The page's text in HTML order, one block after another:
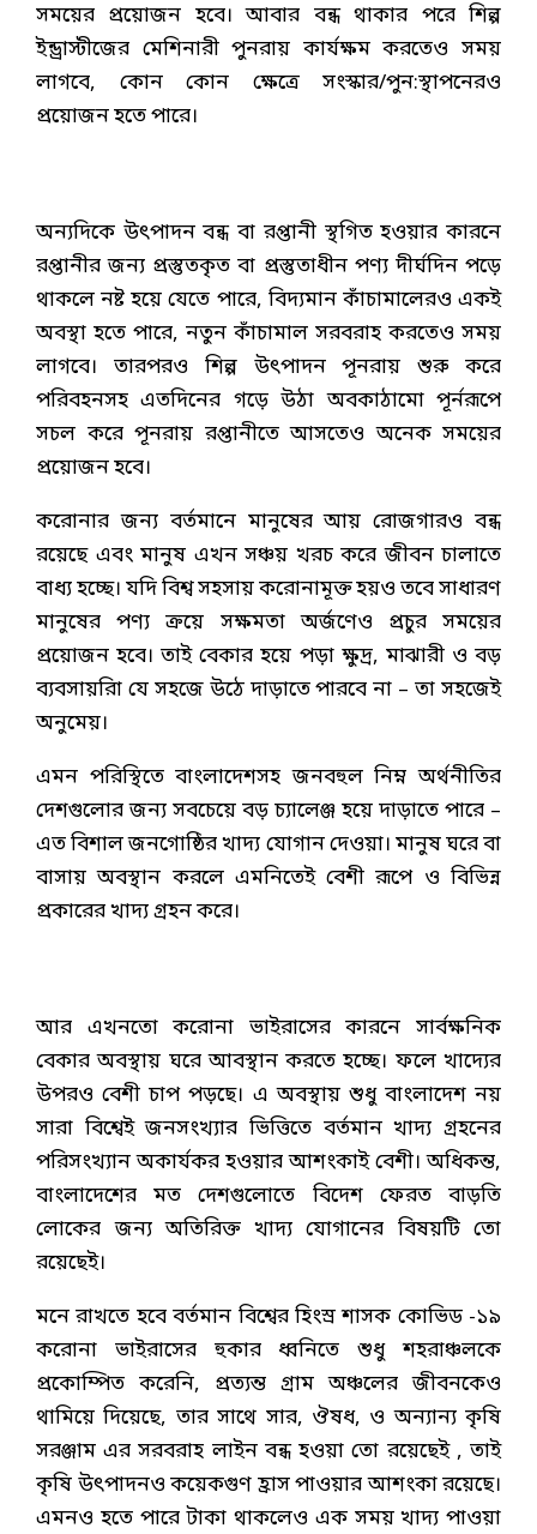
সময়ের প্রয়োজন হবে। আবার বন্ধ থাকার পরে শিল্প
ইন্ড্রাস্টীজের মেশিনারী পুনরায় কার্যক্ষম করতেও সময়
লাগবে, কোন কোন ক্ষেত্রে সংস্কার/পুন:স্থাপনেরও
প্রয়োজন হতে পারে।
অন্যদিকে উৎপাদন বন্ধ বা রপ্তানী স্থগিত হওয়ার কারনে
রপ্তানীর জন্য প্রস্তুতকৃত বা প্রস্তুতাধীন পণ্য দীর্ঘদিন পড়ে
থাকলে নষ্ট হয়ে যেতে পারে, বিদ্যমান কাঁচামালেরও একই
অবস্থা হতে পারে, নতুন কাঁচামাল সরবরাহ করতেও সময়
লাগবে। তারপরও শিল্প উৎপাদন পূনরায় শুরু করে
পরিবহনসহ এতদিনের গড়ে উঠা অবকাঠামো পূর্নরূপে
সচল করে পূনরায় রপ্তানীতে আসতেও অনেক সময়ের
প্রয়োজন হবে।
করোনার জন্য বর্তমানে মানুষের আয় রোজগারও বন্ধ
রয়েছে এবং মানুষ এখন সঞ্চয় খরচ করে জীবন চালাতে
বাধ্য হচ্ছে। যদি বিশ্ব সহসায় করোনামূক্ত হয়ও তবে সাধারণ
মানুষের পণ্য ক্রয়ে সক্ষমতা অর্জণেও প্রচুর সময়ের
প্রয়োজন হবে। তাই বেকার হয়ে পড়া ক্ষুদ্র, মাঝারী ও বড়
ব্যবসায়রিা যে সহজে উঠে দাড়াতে পারবে না – তা সহজেই
অনুমেয়।
এমন পরিস্থিতে বাংলাদেশসহ জনবহুল নিম্ন অর্থনীতির
দেশগুলোর জন্য সবচেয়ে বড় চ্যালেঞ্জ হয়ে দাড়াতে পারে –
এত বিশাল জনগোষ্ঠির খাদ্য যোগান দেওয়া। মানুষ ঘরে বা
বাসায় অবস্থান করলে এমনিতেই বেশী রূপে ও বিভিন্ন
প্রকারের খাদ্য গ্রহন করে।
আর এখনতো করোনা ভাইরাসের কারনে সার্বক্ষনিক
বেকার অবস্থায় ঘরে আবস্থান করতে হচ্ছে। ফলে খাদ্যের
উপরও বেশী চাপ পড়ছে। এ অবস্থায় শুধু বাংলাদেশ নয়
সারা বিশ্বেই জনসংখ্যার ভিত্তিতে বর্তমান খাদ্য গ্রহনের
পরিসংখ্যান অকার্যকর হওয়ার আশংকাই বেশী। অধিকন্ত,
বাংলাদেশের মত দেশগুলোতে বিদেশ ফেরত বাড়তি
লোকের জন্য অতিরিক্ত খাদ্য যোগানের বিষয়টি তো
রয়েছেই।
মনে রাখতে হবে বর্তমান বিশ্বের হিংস্র শাসক কোভিড -১৯
করোনা ভাইরাসের হুকার ধ্বনিতে শুধু শহরাঞ্চলকে
প্রকোম্পিত করেনি, প্রত্যন্ত গ্রাম অঞ্চলের জীবনকেও
থামিয়ে দিয়েছে, তার সাথে সার, ঔষধ, ও অন্যান্য কৃষি
সরঞ্জাম এর সরবরাহ লাইন বন্ধ হওয়া তো রয়েছেই , তাই
কৃষি উৎপাদনও কয়েকগুণ হ্রাস পাওয়ার আশংকা রয়েছে।
এমনও হতে পারে টাকা থাকলেও এক সময় খাদ্য পাওয়া